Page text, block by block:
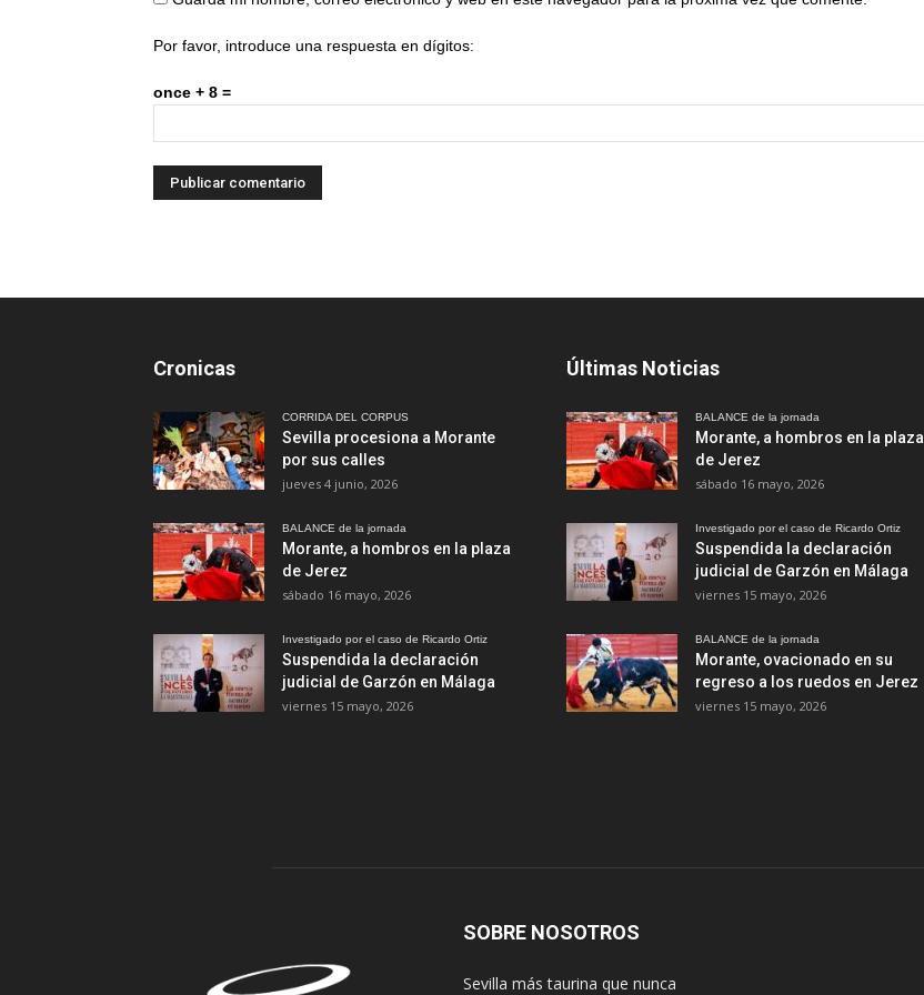
Por favor, introduce una respuesta en dígitos:
once + 8 =
Cronicas
CORRIDA DEL CORPUS
Sevilla procesiona a Morante
por sus calles
jueves 4 junio, 2026
BALANCE de la jornada
Morante, a hombros en la plaza
de Jerez
sábado 16 mayo, 2026
Investigado por el caso de Ricardo Ortiz
Suspendida la declaración
judicial de Garzón en Málaga
viernes 15 mayo, 2026
Últimas Noticias
BALANCE de la jornada
Morante, a hombros en la plaza
de Jerez
sábado 16 mayo, 2026
Investigado por el caso de Ricardo Ortiz
Suspendida la declaración
judicial de Garzón en Málaga
viernes 15 mayo, 2026
BALANCE de la jornada
Morante, ovacionado en su
regreso a los ruedos en Jerez
viernes 15 mayo, 2026
SOBRE NOSOTROS
Sevilla más taurina que nunca